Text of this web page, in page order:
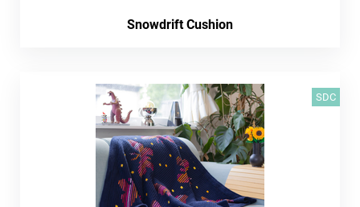
Snowdrift Cushion
SDC